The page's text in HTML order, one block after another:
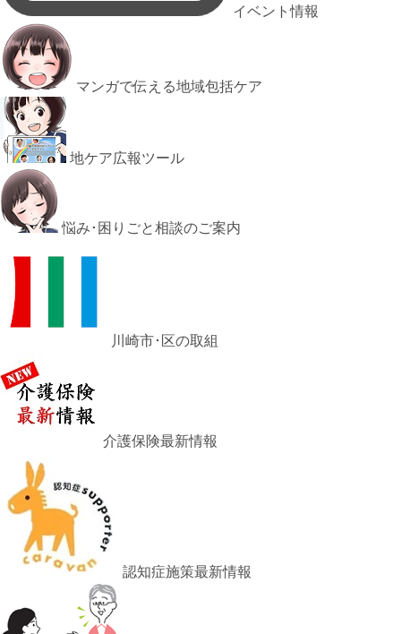
イベント情報
マンガで伝える地域包括ケア
地ケア広報ツール
悩み･困りごと相談のご案内
川崎市･区の取組
介護保険最新情報
認知症施策最新情報